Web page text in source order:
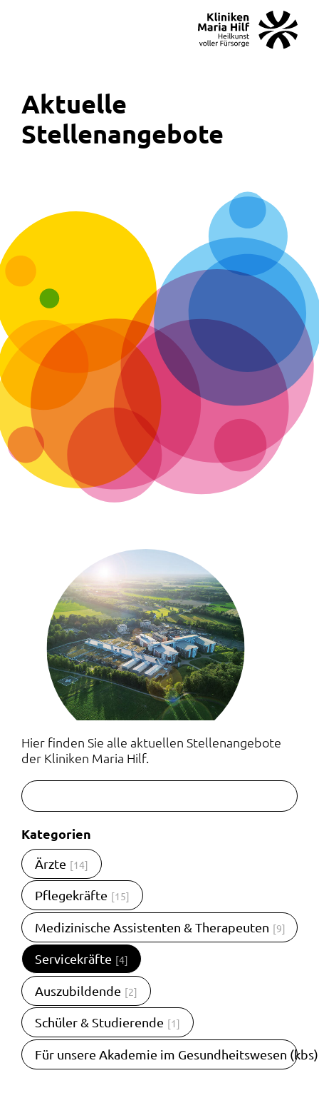
Aktuelle
Stellenangebote
Hier finden Sie alle aktuellen Stellenangebote
der Kliniken Maria Hilf.
Kategorien
Ärzte [14]
Pflegekräfte [15]
Medizinische Assistenten & Therapeuten [9]
Servicekräfte [4]
Auszubildende [2]
Schüler & Studierende [1]
Für unsere Akademie im Gesundheitswesen (kbs)